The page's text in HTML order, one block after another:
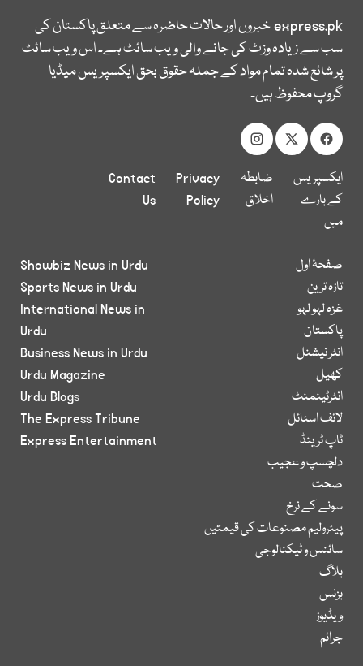
express.pkخبروں اور حالات حاضرہ سے متعلق پاکستان کی
سب سے زیادہ وزٹ کی جانے والی ویب سائٹ ہے۔ اس ویب سائٹ
پر شائع شدہ تمام مواد کے جملہ حقوق بحق ایکسپریس میڈیا
گروپ محفوظ ہیں۔
ایکسپریس
کے بارے
میں
ضابطہ
اخلاق
Privacy
Policy
Contact
Us
صفحۂ اول
تازہ ترین
غزہ لہو لہو
پاکستان
انٹر نیشنل
کھیل
انٹرٹینمنٹ
لائف اسٹائل
ٹاپ ٹرینڈ
دلچسپ و عجیب
صحت
سونے کے نرخ
پیٹرولیم مصنوعات کی قیمتیں
سائنس و ٹیکنالوجی
بلاگ
بزنس
ویڈیوز
جرائم
Showbiz News in Urdu
Sports News in Urdu
International News in
Urdu
Business News in Urdu
Urdu Magazine
Urdu Blogs
The Express Tribune
Express Entertainment